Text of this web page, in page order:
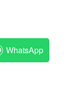
WhatsApp